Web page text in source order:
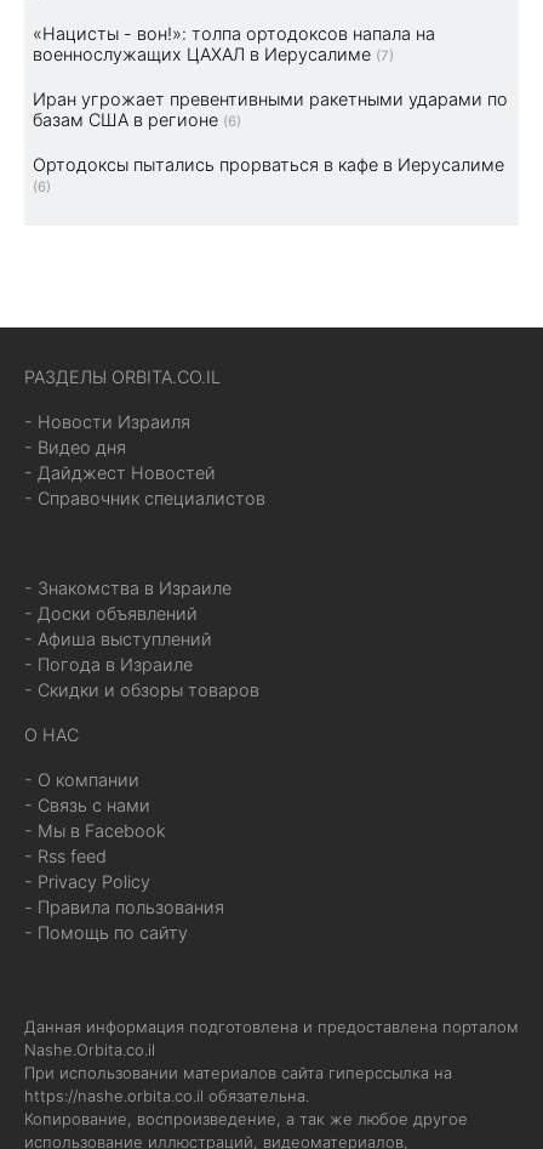
«Нацисты - вон!»: толпа ортодоксов напала на
военнослужащих ЦАХАЛ в Иерусалиме (7)
Иран угрожает превентивными ракетными ударами по
базам США в регионе (6)
Ортодоксы пытались прорваться в кафе в Иерусалиме
(6)
РАЗДЕЛЫ ORBITA.CO.IL
- Новости Израиля
- Видео дня
- Дайджест Новостей
- Справочник специалистов
- Знакомства в Израиле
- Доски объявлений
- Афиша выступлений
- Погода в Израиле
- Скидки и обзоры товаров
О НАС
- О компании
- Связь с нами
- Мы в Facebook
- Rss feed
- Privacy Policy
- Правила пользования
- Помощь по сайту
Данная информация подготовлена и предоставлена порталом
Nashe.Orbita.co.il
При использовании материалов сайта гиперссылка на
https://nashe.orbita.co.il обязательна.
Копирование, воспроизведение, а так же любое другое
использование иллюстраций, видеоматериалов,